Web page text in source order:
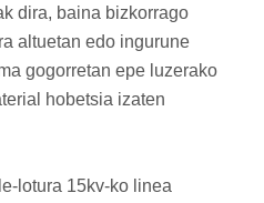
dira, baina bizkorrago
altuetan edo ingurune
gogorretan epe luzerako
hobetsia izaten
lotura 15kv-ko linea